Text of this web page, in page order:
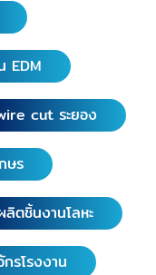
EDM
cut ระยอง
ษร
ลิตชิ้นงานโลหะ
รโรงงาน